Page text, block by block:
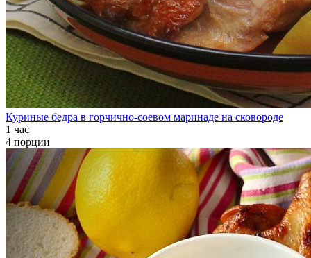
Куриные бедра в горчично-соевом маринаде на сковороде
1 час
4 порции